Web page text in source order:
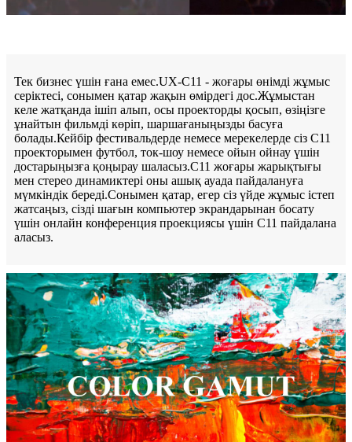
Тек бизнес үшін ғана емес.UX-C11 - жоғары өнімді жұмыс
серіктесі, сонымен қатар жақын өмірдегі дос.Жұмыстан
келе жатқанда ішіп алып, осы проекторды қосып, өзіңізге
ұнайтын фильмді көріп, шаршағаныңызды басуға
болады.Кейбір фестивальдерде немесе мерекелерде сіз C11
проекторымен футбол, ток-шоу немесе ойын ойнау үшін
достарыңызға қоңырау шаласыз.C11 жоғары жарықтығы
мен стерео динамиктері оны ашық ауада пайдалануға
мүмкіндік береді.Сонымен қатар, егер сіз үйде жұмыс істеп
жатсаңыз, сізді шағын компьютер экрандарынан босату
үшін онлайн конференция проекциясы үшін C11 пайдалана
аласыз.